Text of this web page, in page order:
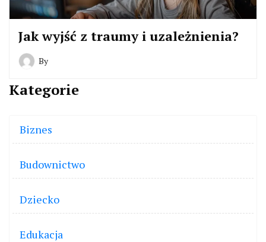
Jak wyjść z traumy i uzależnienia?
By
Kategorie
Biznes
Budownictwo
Dziecko
Edukacja